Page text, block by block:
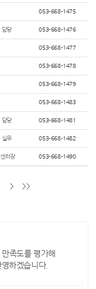
053-668-1475
담당 053-668-1476
053-668-1477
053-668-1478
053-668-1479
053-668-1483
담당 053-668-1481
실무 053-668-1482
터장 053-668-1490
> >>
족도를 평가해
하겠습니다.